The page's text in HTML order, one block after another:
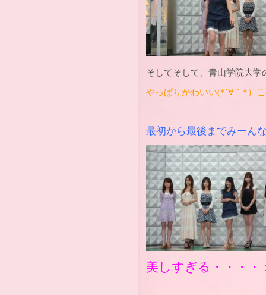
そしてそして、青山学院大
やっぱりかわいい(*´∀｀*）
最初から最後までみーん
美しすぎる・・・・